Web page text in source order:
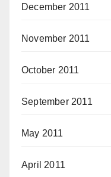
December 2011
November 2011
October 2011
September 2011
May 2011
April 2011